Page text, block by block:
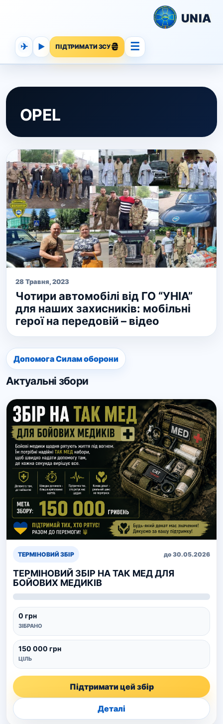
UNIA
✈ ▶ ПІДТРИМАТИ ЗСУ ☰
OPEL
28 Травня, 2023
Чотири автомобілі від ГО “УНІА”
для наших захисників: мобільні
герої на передовій – відео
Допомога Силам оборони
Актуальні збори
ТЕРМІНОВИЙ ЗБІР до 30.05.2026
ТЕРМІНОВИЙ ЗБІР НА ТАК МЕД ДЛЯ
БОЙОВИХ МЕДИКІВ
0 грн
ЗІБРАНО
150 000 грн
ЦІЛЬ
Підтримати цей збір
Деталі